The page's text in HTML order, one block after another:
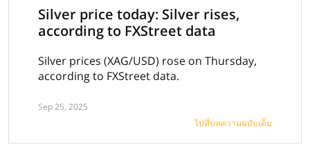
Silver price today: Silver rises,
according to FXStreet data
Silver prices (XAG/USD) rose on Thursday,
according to FXStreet data.
Sep 25, 2025
ไปที่บทความฉบับเต็ม